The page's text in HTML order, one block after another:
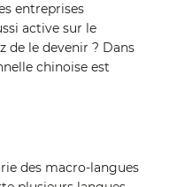
entreprises
active sur le
de le devenir ? Dans
chinoise est
des macro-langues